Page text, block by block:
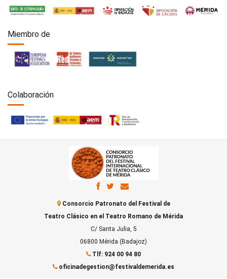
Miembro de
Colaboración
Consorcio Patronato del Festival de
Teatro Clásico en el Teatro Romano de Mérida
C/ Santa Julia, 5
06800 Mérida (Badajoz)
Tlf: 924 00 94 80
oficinadegestion@festivaldemerida.es